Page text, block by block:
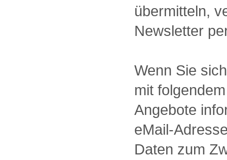
übermitteln,
Newsletter
Wenn Sie
mit
Angebote
eMail-
Daten zum